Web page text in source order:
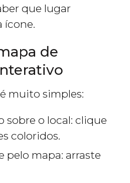
que lugar
ícone.
de
muito simples:
sobre o local: clique
coloridos.
pelo mapa: arraste